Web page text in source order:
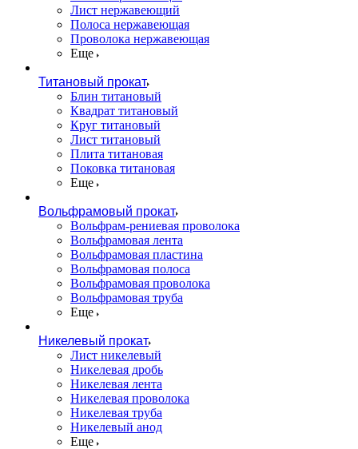
Лист нержавеющий
Полоса нержавеющая
Проволока нержавеющая
Еще
Титановый прокат
Блин титановый
Квадрат титановый
Круг титановый
Лист титановый
Плита титановая
Поковка титановая
Еще
Вольфрамовый прокат
Вольфрам-рениевая проволока
Вольфрамовая лента
Вольфрамовая пластина
Вольфрамовая полоса
Вольфрамовая проволока
Вольфрамовая труба
Еще
Никелевый прокат
Лист никелевый
Никелевая дробь
Никелевая лента
Никелевая проволока
Никелевая труба
Никелевый анод
Еще